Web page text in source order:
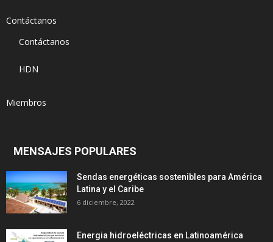
Contáctanos
Contáctanos
HDN
Miembros
MENSAJES POPULARES
Sendas energéticas sostenibles para América
Latina y el Caribe
6 diciembre, 2022
Energia hidroeléctricas en Latinoamérica